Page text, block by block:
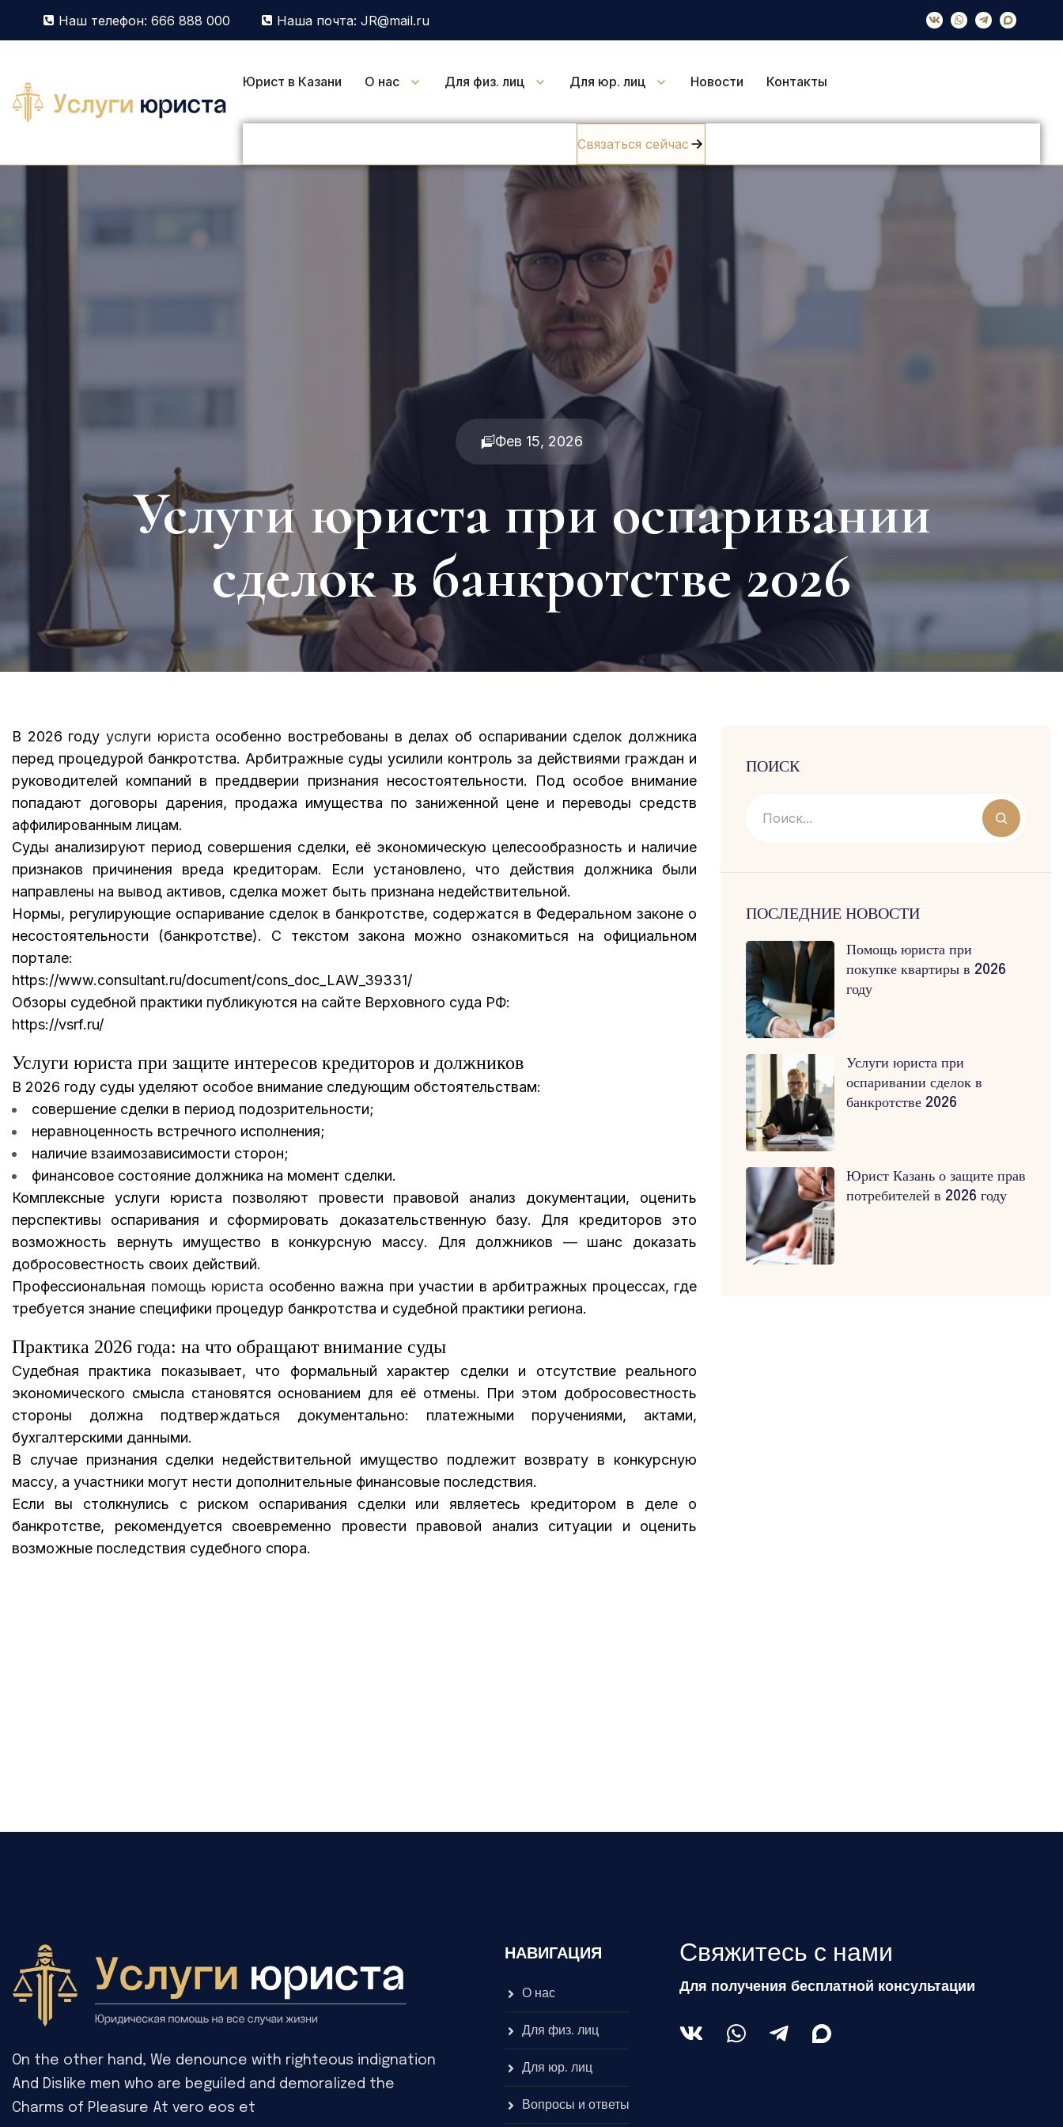
Наш телефон: 666 888 000 Наша почта: JR@mail.ru
Юрист в Казани О нас Для физ. лиц Для юр. лиц Новости Контакты
Связаться сейчас
Фев 15, 2026
Услуги юриста при оспаривании
сделок в банкротстве 2026
В 2026 году услуги юриста особенно востребованы в делах об оспаривании сделок должника
перед процедурой банкротства. Арбитражные суды усилили контроль за действиями граждан и
руководителей компаний в преддверии признания несостоятельности. Под особое внимание
попадают договоры дарения, продажа имущества по заниженной цене и переводы средств
аффилированным лицам.
Суды анализируют период совершения сделки, её экономическую целесообразность и наличие
признаков причинения вреда кредиторам. Если установлено, что действия должника были
направлены на вывод активов, сделка может быть признана недействительной.
Нормы, регулирующие оспаривание сделок в банкротстве, содержатся в Федеральном законе о
несостоятельности (банкротстве). С текстом закона можно ознакомиться на официальном
портале:
https://www.consultant.ru/document/cons_doc_LAW_39331/
Обзоры судебной практики публикуются на сайте Верховного суда РФ:
https://vsrf.ru/
Услуги юриста при защите интересов кредиторов и должников
В 2026 году суды уделяют особое внимание следующим обстоятельствам:
совершение сделки в период подозрительности;
неравноценность встречного исполнения;
наличие взаимозависимости сторон;
финансовое состояние должника на момент сделки.
Комплексные услуги юриста позволяют провести правовой анализ документации, оценить
перспективы оспаривания и сформировать доказательственную базу. Для кредиторов это
возможность вернуть имущество в конкурсную массу. Для должников — шанс доказать
добросовестность своих действий.
Профессиональная помощь юриста особенно важна при участии в арбитражных процессах, где
требуется знание специфики процедур банкротства и судебной практики региона.
Практика 2026 года: на что обращают внимание суды
Судебная практика показывает, что формальный характер сделки и отсутствие реального
экономического смысла становятся основанием для её отмены. При этом добросовестность
стороны должна подтверждаться документально: платежными поручениями, актами,
бухгалтерскими данными.
В случае признания сделки недействительной имущество подлежит возврату в конкурсную
массу, а участники могут нести дополнительные финансовые последствия.
Если вы столкнулись с риском оспаривания сделки или являетесь кредитором в деле о
банкротстве, рекомендуется своевременно провести правовой анализ ситуации и оценить
возможные последствия судебного спора.
ПОИСК
ПОСЛЕДНИЕ НОВОСТИ
Помощь юриста при
покупке квартиры в 2026
году
Услуги юриста при
оспаривании сделок в
банкротстве 2026
Юрист Казань о защите прав
потребителей в 2026 году
On the other hand, We denounce with righteous indignation
And Dislike men who are beguiled and demoralized the
Charms of Pleasure At vero eos et
НАВИГАЦИЯ
О нас
Для физ. лиц
Для юр. лиц
Вопросы и ответы
Свяжитесь с нами
Для получения бесплатной консультации